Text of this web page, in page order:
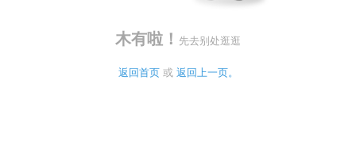
木有啦！ 先去别处逛逛
返回首页 或 返回上一页。